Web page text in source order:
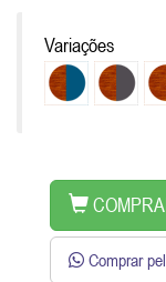
Variações
Comprar